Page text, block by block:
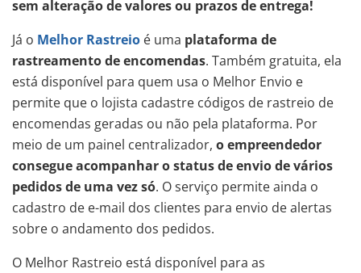
sem alteração de valores ou prazos de entrega!
Já o Melhor Rastreio é uma plataforma de
rastreamento de encomendas. Também gratuita, ela
está disponível para quem usa o Melhor Envio e
permite que o lojista cadastre códigos de rastreio de
encomendas geradas ou não pela plataforma. Por
meio de um painel centralizador, o empreendedor
consegue acompanhar o status de envio de vários
pedidos de uma vez só. O serviço permite ainda o
cadastro de e-mail dos clientes para envio de alertas
sobre o andamento dos pedidos.
O Melhor Rastreio está disponível para as